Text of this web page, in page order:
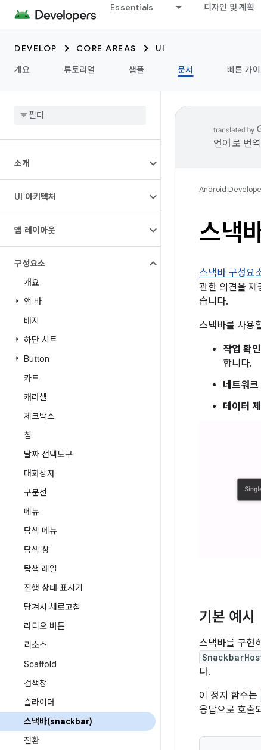
Essentials 디자인 및 계획
DEVELOP CORE AREAS
UI
개요
튜토리얼 샘플 문서 빠른 가
소개
UI 아키텍처
앱 레이아웃
구성요소
개요
앱 바
배지
하단 시트
Button
카드
캐러셀
체크박스
칩
날짜 선택도구
대화상자
구분선
메뉴
탐색 메뉴
탐색 창
탐색 레일
진행 상태 표시기
당겨서 새로고침
라디오 버튼
리소스
Scaffold
검색창
슬라이더
스낵바(snackbar)
전환
언어로 번
Android
스낵
스낵바 구성요
관한 의견을 제
습니다.
스낵바를 사용
작업 확
합니다.
네트워
데이터
기본 예시
스낵바를 구현
다.
이 정지 함수는
응답으로 호출